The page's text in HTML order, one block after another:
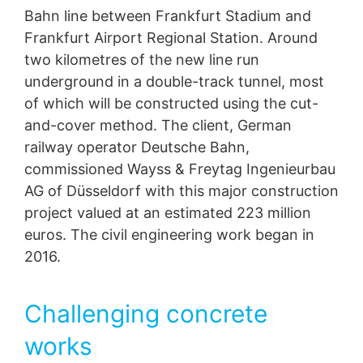
During the construction of the new Gateway
Gardens stop in Frankfurt, the exposed concrete
walls of the tunnel and the metro station exhibit an
immaculate fair-faced finish by using the MC
concrete release agent Ortolan Basic 761.
Bahn line between Frankfurt Stadium and
Frankfurt Airport Regional Station. Around
two kilometres of the new line run
underground in a double-track tunnel, most
of which will be constructed using the cut-
and-cover method. The client, German
railway operator Deutsche Bahn,
commissioned Wayss & Freytag Ingenieurbau
AG of Düsseldorf with this major construction
project valued at an estimated 223 million
euros. The civil engineering work began in
2016.
Challenging concrete
works
dataskyddslagstiftningen är:
Landesbeauftragte für Datenschutz und
Informationsfreiheit NRW, Düsseldorf.
Rätt till dataportabilitet
Du har rätt att få uppgifter som vi behandlar baserat på
ditt samtycke eller för att uppfylla ett avtal som
levereras automatiskt till dig själv eller till en tredje part i
ett maskinläsbart standardformat. Om du behöver
direktöverföring av data till en annan ansvarig part
kommer detta endast att göras i den utsträckning det
är tekniskt möjligt.
Information, korrigering, blockering, radering
I enlighet med art. 15 i GDPR har du rätt att när som
helst få gratis information om någon av dina